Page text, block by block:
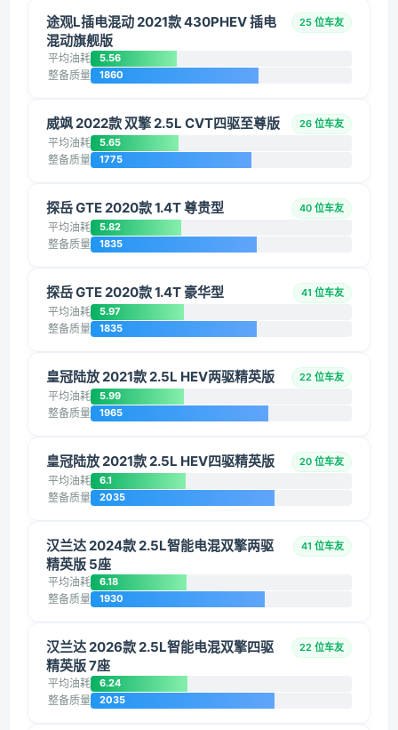
途观L插电混动 2021款 430PHEV 插电
混动旗舰版
25 位车友
平均油耗 5.56
整备质量 1860
威飒 2022款 双擎 2.5L CVT四驱至尊版 26 位车友
平均油耗 5.65
整备质量 1775
探岳 GTE 2020款 1.4T 尊贵型 40 位车友
平均油耗 5.82
整备质量 1835
探岳 GTE 2020款 1.4T 豪华型 41 位车友
平均油耗 5.97
整备质量 1835
皇冠陆放 2021款 2.5L HEV两驱精英版 22 位车友
平均油耗 5.99
整备质量 1965
皇冠陆放 2021款 2.5L HEV四驱精英版 20 位车友
平均油耗 6.1
整备质量 2035
汉兰达 2024款 2.5L智能电混双擎两驱
精英版 5座
41 位车友
平均油耗 6.18
整备质量 1930
汉兰达 2026款 2.5L智能电混双擎四驱
精英版 7座
22 位车友
平均油耗 6.24
整备质量 2035